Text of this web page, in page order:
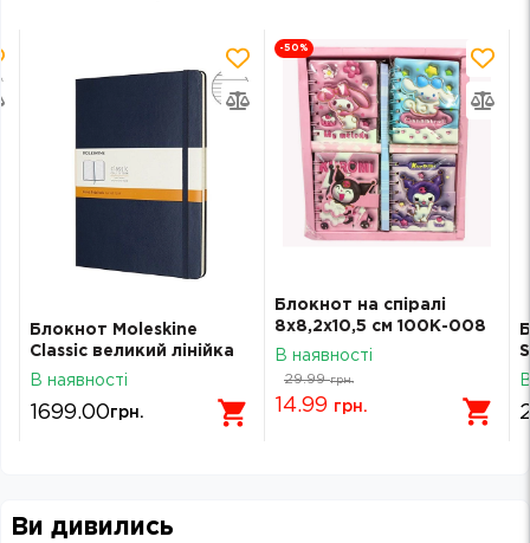
Блокнот Moleskine
Classic великий лінійка
сапфір QP090B20
В наявності
1699.00грн.
-50%
Блокнот на спіралі
8х8,2х10,5 см 100К-008
В наявності
29.99 грн.
14.99 грн.
Ви дивились